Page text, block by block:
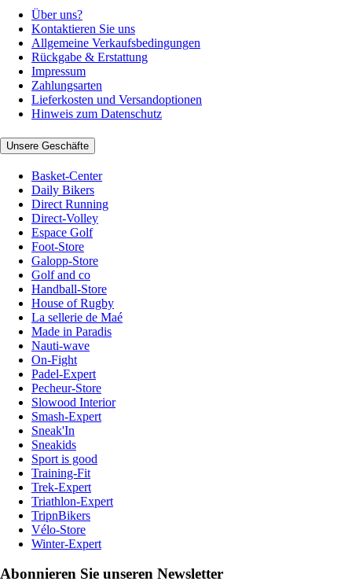
Über uns?
Kontaktieren Sie uns
Allgemeine Verkaufsbedingungen
Rückgabe & Erstattung
Impressum
Zahlungsarten
Lieferkosten und Versandoptionen
Hinweis zum Datenschutz
Unsere Geschäfte
Basket-Center
Daily Bikers
Direct Running
Direct-Volley
Espace Golf
Foot-Store
Galopp-Store
Golf and co
Handball-Store
House of Rugby
La sellerie de Maé
Made in Paradis
Nauti-wave
On-Fight
Padel-Expert
Pecheur-Store
Slowood Interior
Smash-Expert
Sneak'In
Sneakids
Sport is good
Training-Fit
Trek-Expert
Triathlon-Expert
TripnBikers
Vélo-Store
Winter-Expert
Abonnieren Sie unseren Newsletter